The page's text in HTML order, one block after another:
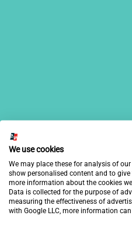
¿Quieres
último?
We use cookies
We may place these for analysis of
show personalised content and to
more information about the cookies
Data is collected for the purpose of
measuring the effectiveness of
with Google LLC, more information